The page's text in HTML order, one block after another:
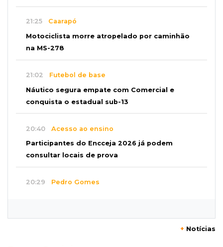
21:25 Caarapó
Motociclista morre atropelado por caminhão
na MS-278
21:02 Futebol de base
Náutico segura empate com Comercial e
conquista o estadual sub-13
20:40 Acesso ao ensino
Participantes do Encceja 2026 já podem
consultar locais de prova
20:29 Pedro Gomes
+ Notícias